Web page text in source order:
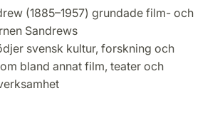
(1885–1957) grundade film- och
Sandrews
svensk kultur, forskning och
bland annat film, teater och